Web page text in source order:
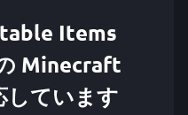
Items
Minecraft
しています